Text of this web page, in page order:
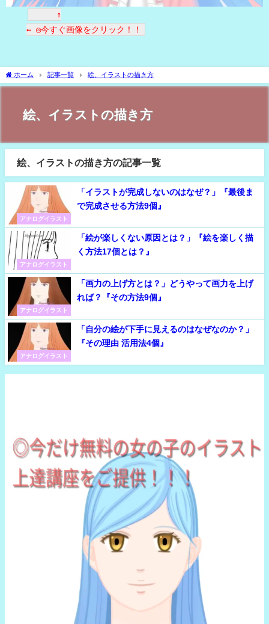
↑
← ◎今すぐ画像をクリック！！
ホーム 記事一覧 絵、イラストの描き方
絵、イラストの描き方
絵、イラストの描き方の記事一覧
アナログイラスト
「イラストが完成しないのはなぜ？」『最後ま
で完成させる方法9個』
アナログイラスト
「絵が楽しくない原因とは？」『絵を楽しく描
く方法17個とは？』
アナログイラスト
「画力の上げ方とは？」どうやって画力を上げ
れば？『その方法9個』
アナログイラスト
「自分の絵が下手に見えるのはなぜなのか？」
『その理由 活用法4個』